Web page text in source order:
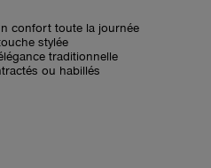
confort toute la journée
stylée
traditionnelle
ou habillés